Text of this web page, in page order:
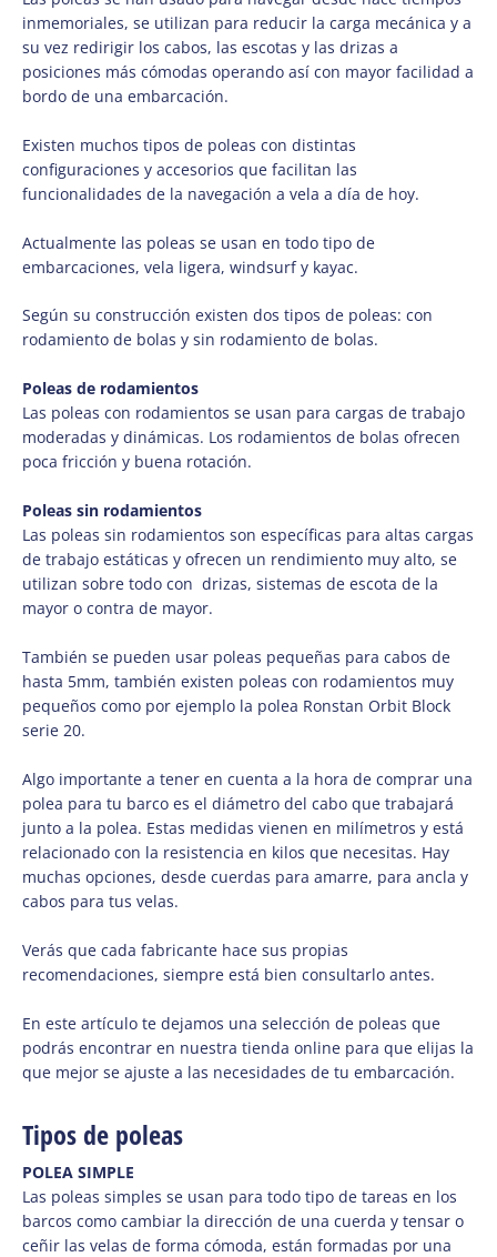
inmemoriales, se utilizan para reducir la carga mecánica y a
su vez redirigir los cabos, las escotas y las drizas a
posiciones más cómodas operando así con mayor facilidad a
bordo de una embarcación.
Existen muchos tipos de poleas con distintas
configuraciones y accesorios que facilitan las
funcionalidades de la navegación a vela a día de hoy.
Actualmente las poleas se usan en todo tipo de
embarcaciones, vela ligera, windsurf y kayac.
Según su construcción existen dos tipos de poleas: con
rodamiento de bolas y sin rodamiento de bolas.
Poleas de rodamientos
Las poleas con rodamientos se usan para cargas de trabajo
moderadas y dinámicas. Los rodamientos de bolas ofrecen
poca fricción y buena rotación.
Poleas sin rodamientos
Las poleas sin rodamientos son específicas para altas cargas
de trabajo estáticas y ofrecen un rendimiento muy alto, se
utilizan sobre todo con drizas, sistemas de escota de la
mayor o contra de mayor.
También se pueden usar poleas pequeñas para cabos de
hasta 5mm, también existen poleas con rodamientos muy
pequeños como por ejemplo la polea Ronstan Orbit Block
serie 20.
Algo importante a tener en cuenta a la hora de comprar una
polea para tu barco es el diámetro del cabo que trabajará
junto a la polea. Estas medidas vienen en milímetros y está
relacionado con la resistencia en kilos que necesitas. Hay
muchas opciones, desde cuerdas para amarre, para ancla y
cabos para tus velas.
Verás que cada fabricante hace sus propias
recomendaciones, siempre está bien consultarlo antes.
En este artículo te dejamos una selección de poleas que
podrás encontrar en nuestra tienda online para que elijas la
que mejor se ajuste a las necesidades de tu embarcación.
Tipos de poleas
POLEA SIMPLE
Las poleas simples se usan para todo tipo de tareas en los
barcos como cambiar la dirección de una cuerda y tensar o
ceñir las velas de forma cómoda, están formadas por una